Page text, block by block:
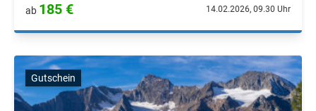
ab 185 € 14.02.2026, 09.30 Uhr
Gutschein